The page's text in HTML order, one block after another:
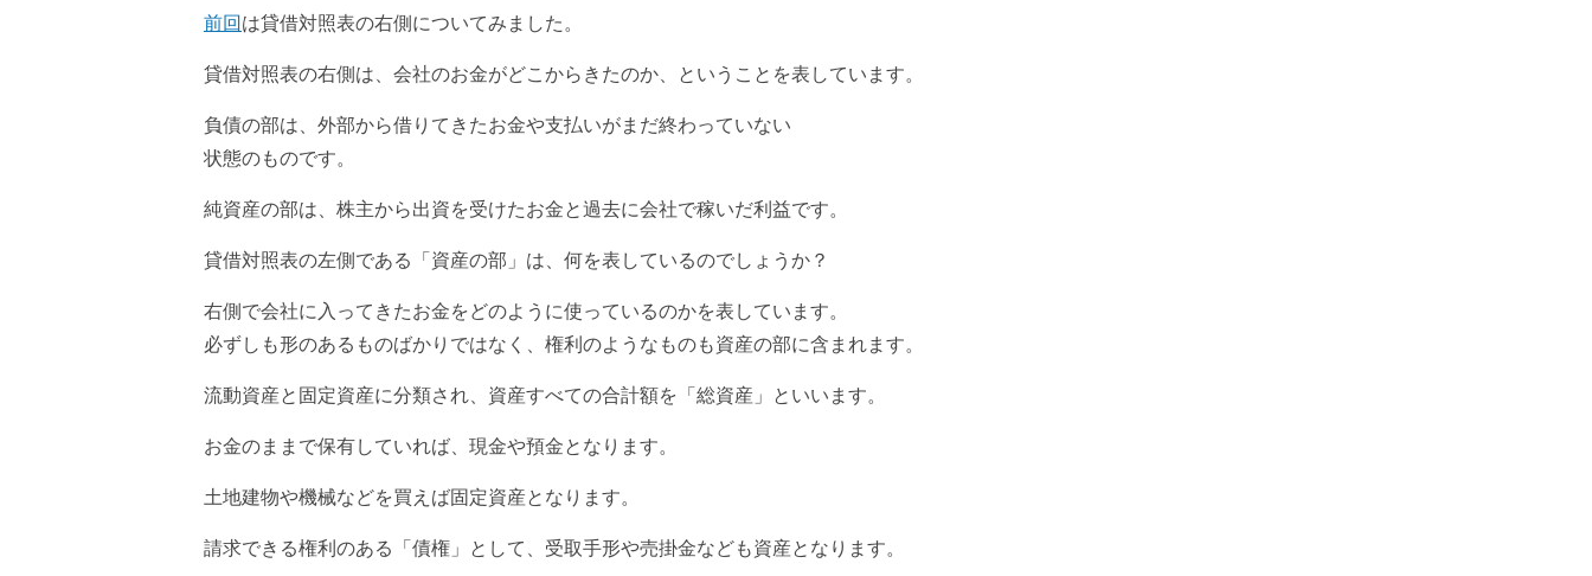
前回 は貸借対照表の右側についてみました。
貸借対照表の右側は、会社のお金がどこからきたのか、ということを表しています。
負債の部は、外部から借りてきたお金や支払いがまだ終わっていない
状態のものです。
純資産の部は、株主から出資を受けたお金と過去に会社で稼いだ利益です。
貸借対照表の左側である「資産の部」は、何を表しているのでしょうか？
右側で会社に入ってきたお金をどのように使っているのかを表しています。
必ずしも形のあるものばかりではなく、権利のようなものも資産の部に含まれます。
流動資産と固定資産に分類され、資産すべての合計額を「総資産」と いいます。
お金のままで保有していれば、現金や預金となります。
土地建物や機械などを買えば固定資産となります。
請求できる権利のある「債権」として、受取手形や売掛金なども資産となります。